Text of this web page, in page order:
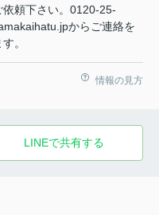
依頼下さい。0120-25-
からご連絡を
。
情報の見方
LINEで共有する